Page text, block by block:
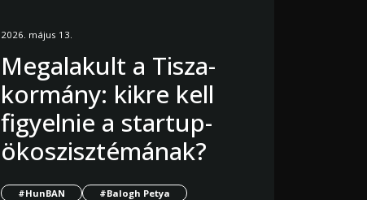
2026. május 13.
Megalakult a Tisza-
kormány: kikre kell
figyelnie a startup-
ökoszisztémának?
#HunBAN
#Balogh Petya